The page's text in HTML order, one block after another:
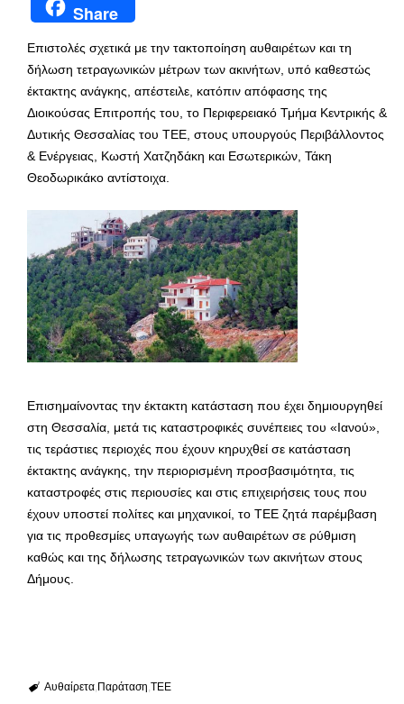
Share
Επιστολές σχετικά με την τακτοποίηση αυθαιρέτων και τη
δήλωση τετραγωνικών μέτρων των ακινήτων, υπό καθεστώς
έκτακτης ανάγκης, απέστειλε, κατόπιν απόφασης της
Διοικούσας Επιτροπής του, το Περιφερειακό Τμήμα Κεντρικής &
Δυτικής Θεσσαλίας του ΤΕΕ, στους υπουργούς Περιβάλλοντος
& Ενέργειας, Κωστή Χατζηδάκη και Εσωτερικών, Τάκη
Θεοδωρικάκο αντίστοιχα.
Επισημαίνοντας την έκτακτη κατάσταση που έχει δημιουργηθεί
στη Θεσσαλία, μετά τις καταστροφικές συνέπειες του «Ιανού»,
τις τεράστιες περιοχές που έχουν κηρυχθεί σε κατάσταση
έκτακτης ανάγκης, την περιορισμένη προσβασιμότητα, τις
καταστροφές στις περιουσίες και στις επιχειρήσεις τους που
έχουν υποστεί πολίτες και μηχανικοί, το ΤΕΕ ζητά παρέμβαση
για τις προθεσμίες υπαγωγής των αυθαιρέτων σε ρύθμιση
καθώς και της δήλωσης τετραγωνικών των ακινήτων στους
Δήμους.
Αυθαίρετα Παράταση ΤΕΕ